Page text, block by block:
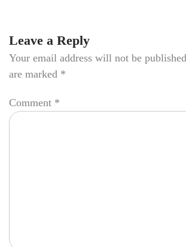
Leave a Reply
Your email address will not be
are marked *
Comment *